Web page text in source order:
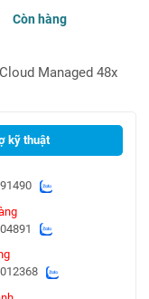
Còn hàng
Managed 48x
kỹ thuật